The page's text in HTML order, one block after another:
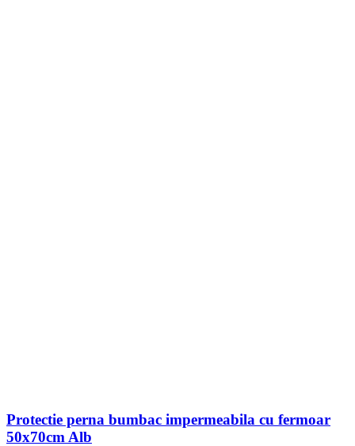
Protectie perna bumbac impermeabila cu fermoar
50x70cm Alb